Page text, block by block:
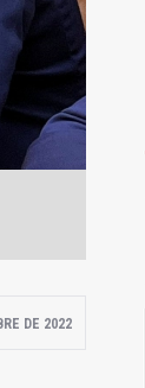
DE 2022